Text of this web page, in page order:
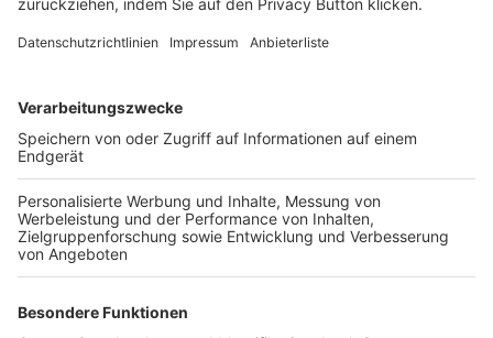
FOLGE DEM BFV
TOP-VEREINE
TOP-PARTNER